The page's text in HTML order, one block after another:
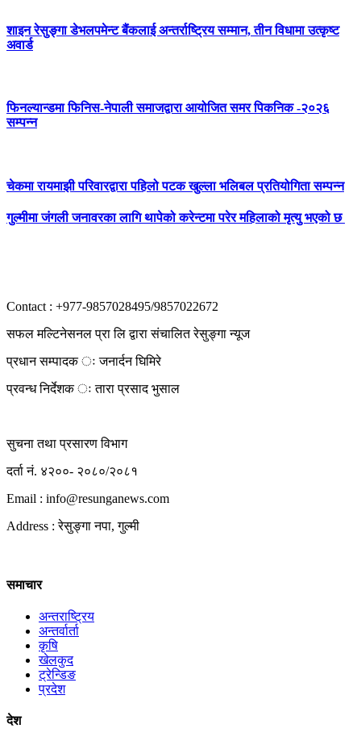
शाइन रेसुङ्गा डेभलपमेन्ट बैंकलाई अन्तर्राष्ट्रिय सम्मान, तीन विधामा उत्कृष्ट
अवार्ड
फिनल्यान्डमा फिनिस-नेपाली समाजद्वारा आयोजित समर पिकनिक -२०२६
सम्पन्न
चेकमा रायमाझी परिवारद्वारा पहिलो पटक खुल्ला भलिबल प्रतियोगिता सम्पन्न
गुल्मीमा जंगली जनावरका लागि थापेको करेन्टमा परेर महिलाको मृत्यु भएको छ
Contact : +977-9857028495/9857022672
सफल मल्टिनेसनल प्रा लि द्वारा संचालित रेसुङ्गा न्यूज
प्रधान सम्पादक ः जनार्दन घिमिरे
प्रवन्ध निर्देशक ः तारा प्रसाद भुसाल
सुचना तथा प्रसारण विभाग
दर्ता नं. ४२००- २०८०/२०८१
Email : info@resunganews.com
Address : रेसुङ्गा नपा, गुल्मी
समाचार
अन्तराष्ट्रिय
अन्तर्वार्ता
कृषि
खेलकुद
ट्रेन्डिङ
प्रदेश
देश